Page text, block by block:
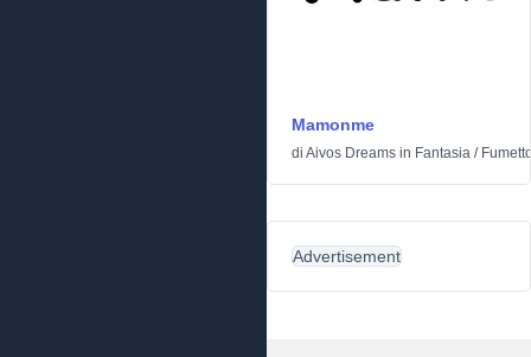
Mamonme
di Aivos Dreams in Fantasia /
Advertisement